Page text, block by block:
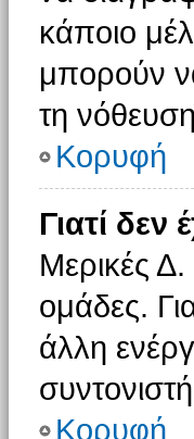
κάποιο
μπορούν
τη
Κορυφή
Γιατί
Μερικές Δ.
ομάδες.
άλλη
Κορυφή